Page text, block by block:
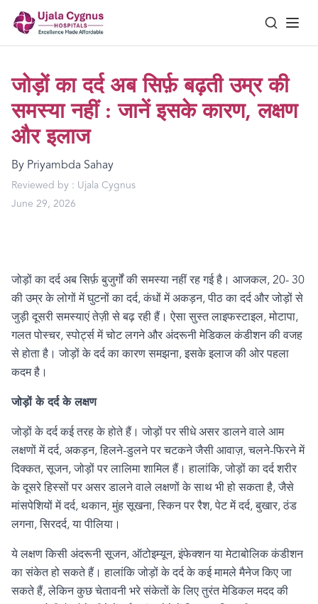
जोड़ों का दर्द अब सिर्फ़ बढ़ती उम्र की
समस्या नहीं : जानें इसके कारण, लक्षण
और इलाज
By Priyambda Sahay
Reviewed by : Ujala Cygnus
June 29, 2026
जोड़ों का दर्द अब सिर्फ़ बुजुर्गों की समस्या नहीं रह गई है। आजकल, 20- 30
की उम्र के लोगों में घुटनों का दर्द,कंधों में अकड़न,पीठ का दर्द और जोड़ों से
जुड़ी दूसरी समस्याएं तेज़ी से बढ़ रही हैं। ऐसा सुस्त लाइफस्टाइल,मोटापा,
गलत पोस्चर,स्पोर्ट्स में चोट लगने और अंदरूनी मेडिकल कंडीशन की वजह
से होता है। जोड़ों के दर्द का कारण समझना,इसकेइलाज की ओर पहला
कदम है।
जोड़ों के दर्द के लक्षण
जोड़ों के दर्द कई तरह के होते हैं। जोड़ों पर सीधे असर डालने वाले आम
लक्षणों में दर्द, अकड़न,हिलने-डुलने पर चटकने जैसी आवाज़, चलने-फिरने में
दिक्कत,सूजन,जोड़ों पर लालिमा शामिल हैं। हालांकि,जोड़ों का दर्द शरीर
के दूसरे हिस्सों पर असर डालने वाले लक्षणों के साथ भी हो सकता है,जैसे
मांसपेशियों में दर्द, थकान,मुंह सूखना,स्किन पर रैश,पेट में दर्द,बुखार,ठंड
लगना,सिरदर्द,या पीलिया।
ये लक्षण किसी अंदरूनी सूजन, ऑटोइम्यून,इंफेक्शन या मेटाबोलिक कंडीशन
का संकेत हो सकते हैं। हालांकि जोड़ों के दर्द के कई मामले मैनेज किए जा
सकते हैं,लेकिन कुछ चेतावनी भरे संकेतों के लिए तुरंत मेडिकल मदद की